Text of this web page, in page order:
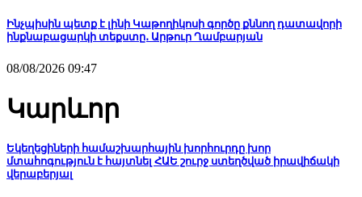
Ինչպիսին պետք է լինի Կաթողիկոսի գործը քննող դատավորի
ինքնաբացարկի տեքստը․ Արթուր Ղամբարյան
08/08/2026 09:47
Կարևոր
Եկեղեցիների համաշխարհային խորհուրդը խոր
մտահոգություն է հայտնել ՀԱԵ շուրջ ստեղծված իրավիճակի
վերաբերյալ